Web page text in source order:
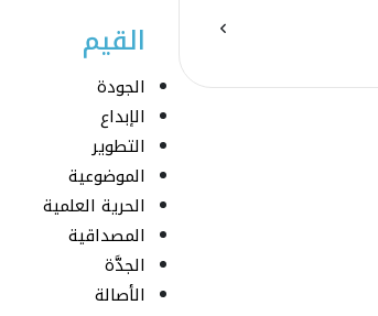
القيم
الجودة
الإبداع
التطوير
الموضوعية
الحرية العلمية
المصداقية
الجدَّة
الأصالة